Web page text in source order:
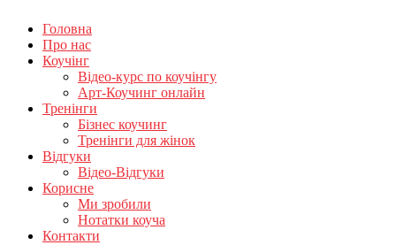
Головна
Про нас
Коучінг
Відео-курс по коучінгу
Арт-Коучинг онлайн
Тренінги
Бізнес коучинг
Тренінги для жінок
Відгуки
Відео-Відгуки
Корисне
Ми зробили
Нотатки коуча
Контакти